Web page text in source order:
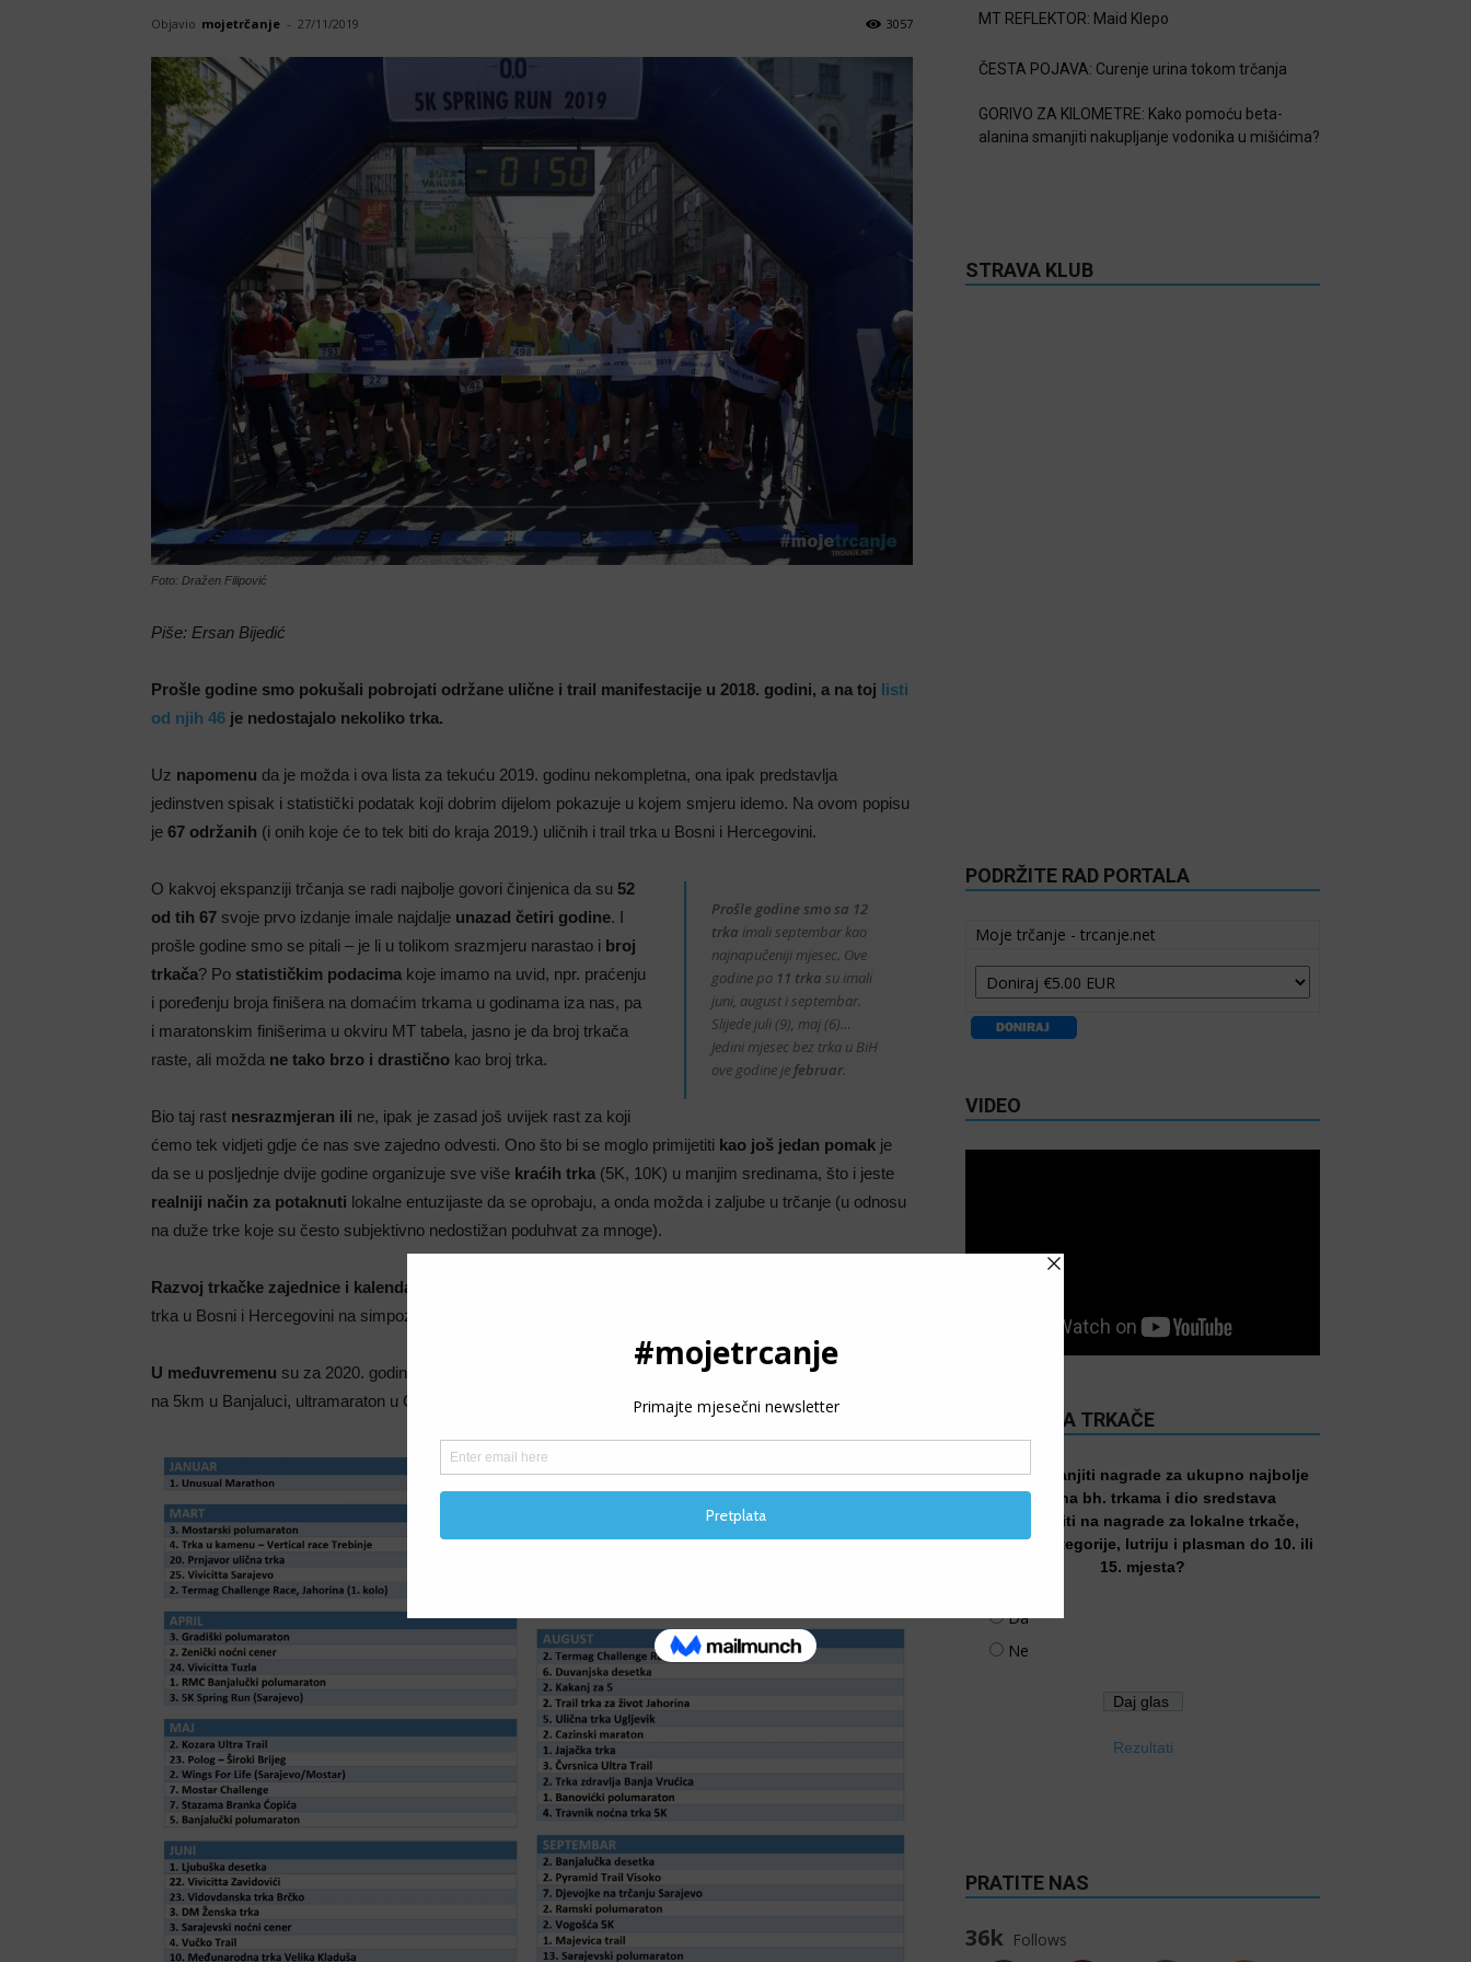
Objavio mojetrčanje - 27/11/2019 3057
Foto: Dražen Filipović
Piše: Ersan Bijedić
Prošle godine smo pokušali pobrojati održane ulične i trail manifestacije u 2018. godini, a na toj listi
od njih 46 je nedostajalo nekoliko trka.
Uz napomenu da je možda i ova lista za tekuću 2019. godinu nekompletna, ona ipak predstavlja
jedinstven spisak i statistički podatak koji dobrim dijelom pokazuje u kojem smjeru idemo. Na ovom popisu
je 67 održanih (i onih koje će to tek biti do kraja 2019.) uličnih i trail trka u Bosni i Hercegovini.
Prošle godine smo sa 12
trka imali septembar kao
najnapučeniji mjesec. Ove
godine po 11 trka su imali
juni, august i septembar.
Slijede juli (9), maj (6)…
Jedini mjesec bez trka u BiH
ove godine je februar.
O kakvoj ekspanziji trčanja se radi najbolje govori činjenica da su 52
od tih 67 svoje prvo izdanje imale najdalje unazad četiri godine. I
prošle godine smo se pitali – je li u tolikom srazmjeru narastao i broj
trkača? Po statističkim podacima koje imamo na uvid, npr. praćenju
i poređenju broja finišera na domaćim trkama u godinama iza nas, pa
i maratonskim finišerima u okviru MT tabela, jasno je da broj trkača
raste, ali možda ne tako brzo i drastično kao broj trka.
Bio taj rast nesrazmjeran ili ne, ipak je zasad još uvijek rast za koji
ćemo tek vidjeti gdje će nas sve zajedno odvesti. Ono što bi se moglo primijetiti kao još jedan pomak je
da se u posljednje dvije godine organizuje sve više kraćih trka (5K, 10K) u manjim sredinama, što i jeste
realniji način za potaknuti lokalne entuzijaste da se oprobaju, a onda možda i zaljube u trčanje (u odnosu
na duže trke koje su često subjektivno nedostižan poduhvat za mnoge).
Razvoj trkačke zajednice i kalendar trka
trka u Bosni i Hercegovini na simpoziju u
U međuvremenu su za 2020. godinu
neke nove trke kao Trebinjski polumaraton, Ženska trka
na 5km u Banjaluci, ultramaraton u Cazinu, trail u Cazinu, Ljubuški polumaraton, trka na 5km u Kiseljaku…
MT REFLEKTOR: Maid Klepo
ČESTA POJAVA: Curenje urina tokom trčanja
GORIVO ZA KILOMETRE: Kako pomoću beta-
alanina smanjiti nakupljanje vodonika u mišićima?
STRAVA KLUB
PODRŽITE RAD PORTALA
Moje trčanje - trcanje.net
VIDEO
PITANJE ZA TRKAČE
Treba li smanjiti nagrade za ukupno najbolje
trkače na bh. trkama i dio sredstava
preusmjeriti na nagrade za lokalne trkače,
starosne kategorije, lutriju i plasman do 10. ili
15. mjesta?
Da
Ne
Rezultati
PRATITE NAS
36k Follows